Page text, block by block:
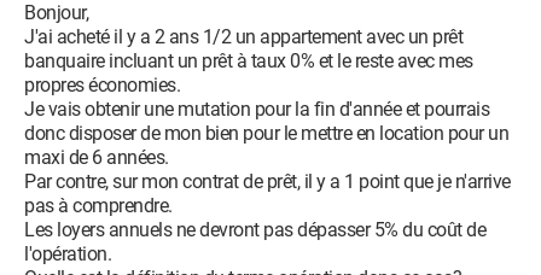
Bonjour,
J'ai acheté il y a 2 ans 1/2 un appartement avec un prêt
banquaire incluant un prêt à taux 0% et le reste avec mes
propres économies.
Je vais obtenir une mutation pour la fin d'année et pourrais
donc disposer de mon bien pour le mettre en location pour un
maxi de 6 années.
Par contre, sur mon contrat de prêt, il y a 1 point que je n'arrive
pas à comprendre.
Les loyers annuels ne devront pas dépasser 5% du coût de
l'opération.